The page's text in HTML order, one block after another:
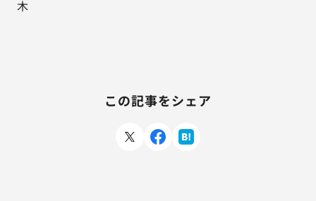
木
この記事をシェア